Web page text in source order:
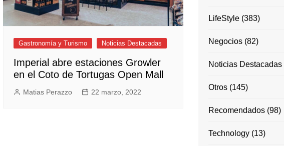
Gastronomía y Turismo Noticias Destacadas
Imperial abre estaciones Growler
en el Coto de Tortugas Open Mall
Matias Perazzo 22 marzo, 2022
LifeStyle (383)
Negocios (82)
Noticias Destacadas
Otros (145)
Recomendados (98)
Technology (13)